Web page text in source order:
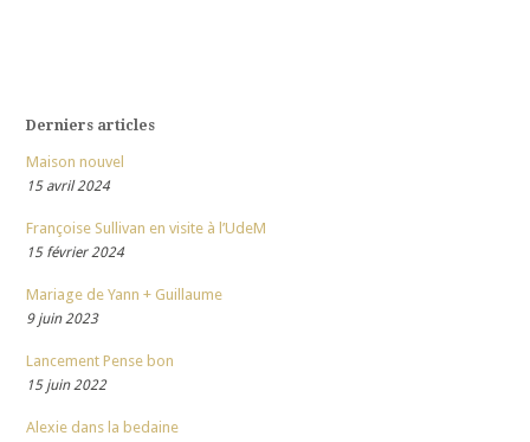
Derniers articles
Maison nouvel
15 avril 2024
Françoise Sullivan en visite à l’UdeM
15 février 2024
Mariage de Yann + Guillaume
9 juin 2023
Lancement Pense bon
15 juin 2022
Alexie dans la bedaine